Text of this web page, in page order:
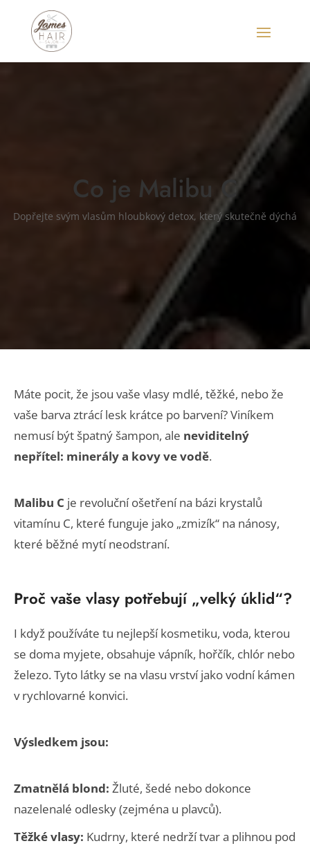
Co je Malibu C
Dopřejte svým vlasům hloubkový detox, který skutečně dýchá
Máte pocit, že jsou vaše vlasy mdlé, těžké, nebo že
vaše barva ztrácí lesk krátce po barvení? Viníkem
nemusí být špatný šampon, ale neviditelný
nepřítel: minerály a kovy ve vodě.
Malibu C je revoluční ošetření na bázi krystalů
vitamínu C, které funguje jako „zmizík“ na nánosy,
které běžné mytí neodstraní.
Proč vaše vlasy potřebují „velký úklid“?
I když používáte tu nejlepší kosmetiku, voda, kterou
se doma myjete, obsahuje vápník, hořčík, chlór nebo
železo. Tyto látky se na vlasu vrství jako vodní kámen
v rychlovarné konvici.
Výsledkem jsou:
Zmatnělá blond: Žluté, šedé nebo dokonce
nazelenalé odlesky (zejména u plavců).
Těžké vlasy: Kudrny, které nedrží tvar a plihnou pod